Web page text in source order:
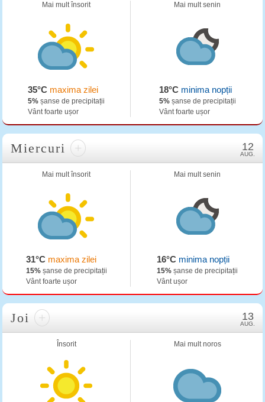
Mai mult însorit
35°C maxima zilei
5% șanse de precipitații
Vânt foarte ușor
Mai mult senin
18°Cminima nopții
5%șanse de precipitații
Vânt foarte ușor
Miercuri + 12
AUG.
Mai mult însorit
31°Cmaxima zilei
15%șanse de precipitații
Vânt foarte ușor
Mai mult senin
16°C minima nopții
15% șanse de precipitații
Vânt ușor
Joi + 13
AUG.
Însorit Mai mult noros